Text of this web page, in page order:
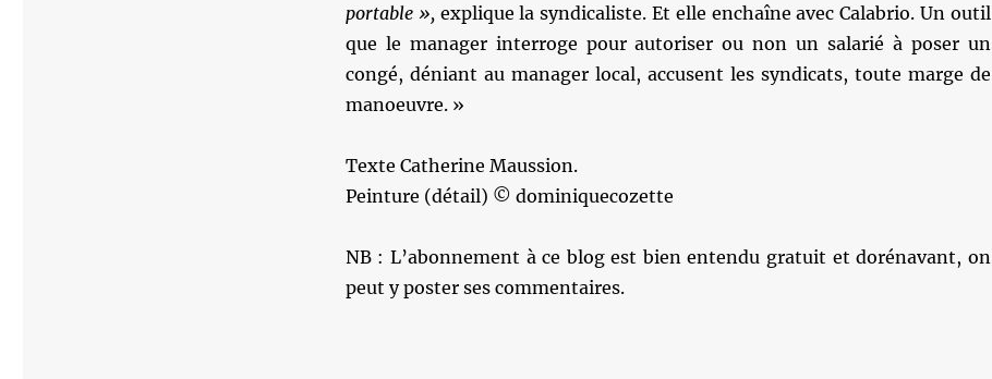
portable », explique la syndicaliste. Et elle enchaîne avec Calabrio. Un outil
que le manager interroge pour autoriser ou non un salarié à poser un
congé, déniant au manager local, accusent les syndicats, toute marge de
manoeuvre. »
Texte Catherine Maussion.
Peinture (détail) © dominiquecozette
NB : L’abonnement à ce blog est bien entendu gratuit et dorénavant, on
peut y poster ses commentaires.